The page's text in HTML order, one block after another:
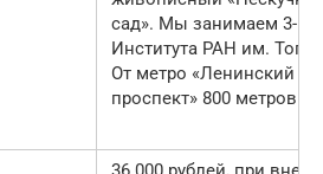
сад». Мы занимаем 3-й
Института РАН им.
От метро «Ленинский
проспект» 800 метров.